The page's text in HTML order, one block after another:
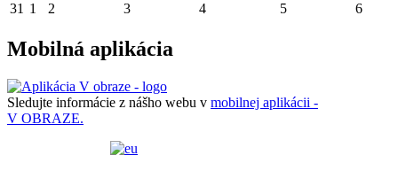
31 1 2 3 4 5 6
Mobilná aplikácia
Sledujte informácie z nášho webu v mobilnej aplikácii -
V OBRAZE.